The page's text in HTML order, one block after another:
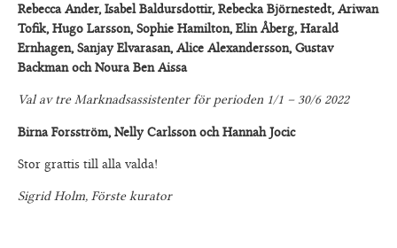
Rebecca Ander, Isabel Baldursdottir, Rebecka Björnestedt, Ariwan
Tofik, Hugo Larsson, Sophie Hamilton, Elin Åberg, Harald
Ernhagen, Sanjay Elvarasan, Alice Alexandersson, Gustav
Backman och Noura Ben Aissa
Val av tre Marknadsassistenter för perioden 1/1 – 30/6 2022
Birna Forsström, Nelly Carlsson och Hannah Jocic
Stor grattis till alla valda!
Sigrid Holm, Förste kurator